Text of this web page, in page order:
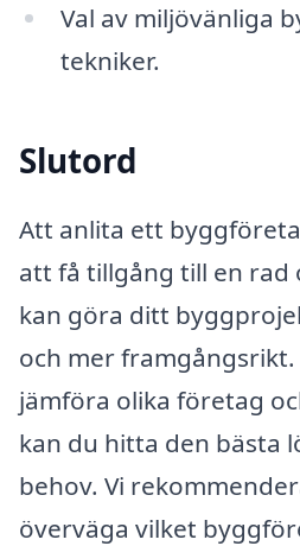
Val av miljövänliga
tekniker.
Slutord
Att anlita ett
att få tillgång till en rad
kan göra ditt
och mer
jämföra olika företag
kan du hitta den bästa
behov. Vi
överväga vilket